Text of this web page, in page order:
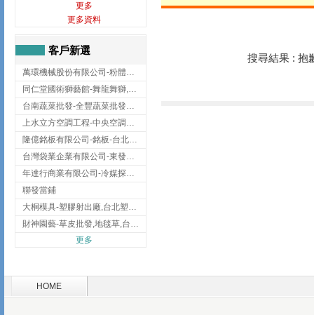
更多
更多資料
客戶新選
萬環機械股份有限公司-粉體塗裝設備,輸送機,輸送機設備,台南輸送機
同仁堂國術獅藝館-舞龍舞獅,台中舞龍舞獅
台南蔬菜批發-全豐蔬菜批發專送/台南蔬菜箱宅配到府
上水立方空調工程-中央空調規劃,台北中央空調規劃
隆億銘板有限公司-銘板-台北銘板-板橋銘板
台灣袋業企業有限公司-東發企業社/台中太空袋/太空包
年達行商業有限公司-冷媒探漏儀,壓力錶組,真空泵浦,台北冷凍空調材料
聯發當鋪
大桐模具-塑膠射出廠,台北塑膠射出廠
財神園藝-草皮批發,地毯草,台北草,彰化地毯草,彰化台北草
更多
搜尋結果 : 抱
HOME